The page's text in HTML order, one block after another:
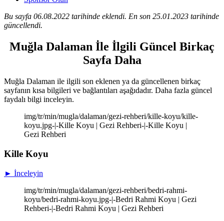
Bu sayfa 06.08.2022 tarihinde eklendi. En son 25.01.2023 tarihinde
güncellendi.
Muğla Dalaman İle İlgili Güncel Birkaç
Sayfa Daha
Muğla Dalaman ile ilgili son eklenen ya da güncellenen birkaç
sayfanın kısa bilgileri ve bağlantıları aşağıdadır. Daha fazla güncel
faydalı bilgi inceleyin.
img/tr/min/mugla/dalaman/gezi-rehberi/kille-koyu/kille-
koyu.jpg-|-Kille Koyu | Gezi Rehberi-|-Kille Koyu |
Gezi Rehberi
Kille Koyu
► İnceleyin
img/tr/min/mugla/dalaman/gezi-rehberi/bedri-rahmi-
koyu/bedri-rahmi-koyu.jpg-|-Bedri Rahmi Koyu | Gezi
Rehberi-|-Bedri Rahmi Koyu | Gezi Rehberi